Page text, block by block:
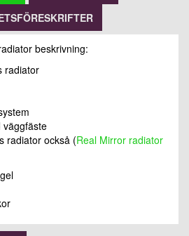
beskrivning:
radiator
väggfäste
radiator också (Real Mirror radiator